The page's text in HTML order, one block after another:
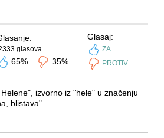
glasova
65% 35%
Glasaj:
ZA
PROTIV
izvorno iz "hele" u značenju
blistava"